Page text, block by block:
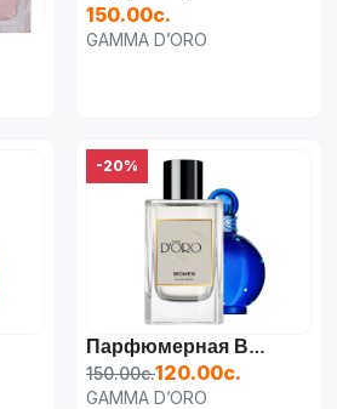
150.00с.
GAMMA D’ORO
-20%
Парфюмерная Вода Для Женщин Britney Spears Midnight Fantasy,
150.00с.120.00с.
GAMMA D’ORO